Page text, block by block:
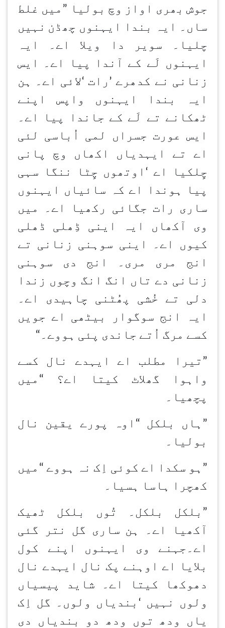
جوش بھری اواز وچ بولیا ” میں غلط
ساں۔ ایہ بندا ایہنوں چھڈن نہیں
چلیا۔ سویر دا ویلا اے۔ ایہ
ایہنوں لَے کے آندا پیا اے۔ ایس
زنانی نے کدھرے ’ رات ‘لائی اے۔ ہن
ایہ بندا ایہنوں واپس اپنے
ٹھکانے تے لَے کے جاندا پیا اے۔
ایس عورت جسراں لمی اُباسی لئی
اے تے ایہدیاں اکھاں وچ پانی
چِلکیا اے ‘ اوتھوں چِٹا ننگا سہی
پیا ہوندا اے کہ سائیاں ایہنوں
ساری رات جگائی رکھیا اے۔ میں
وی آکھاں ایہ اینی ڈِھلی ڈھلی
کیوں اے۔ اینی سوہنی زنانی تے
انج مری مری۔ انج دی سوہنی
زنانی دے تاں انگ انگ وچوں زندا
دلی تے خُشی پھُٹنی چاہیدی اے۔
ایہ انج سوگوار بیٹھی اے جویں
کسے مرگ اُتے جاندی پئی ہووے۔ “
”تیرا مطلب اے ایہدے نال کسے
واہوا گھلاٹ کیتا اے؟
“ میں
پچھیا۔
”ہاں بلکل “ اوہ پورے یقین نال
بولیا۔
”ہو سکدا اے کوئی اِک نہ ہووے “ میں
کھچرا ہاسا ہسیا۔
”بلکل بلکل۔ تُوں بلکل ٹھیک
آکھیا اے۔ ہن ساری گل نتر گئی
اے۔جہنے وی ایہنوں اپنے کول
بلایا اے اوہنے پک نال ایہدے نال
دھوکھا کیتا اے۔ شاید پیسیاں
ولوں نہیں ‘ بندیاں ولوں۔ گل اِک
یاں ودھ توں ودھ دو بندیاں دی